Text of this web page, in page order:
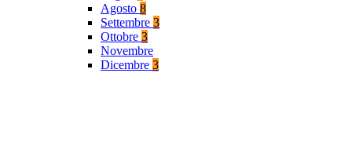
Agosto 8
Settembre 3
Ottobre 3
Novembre
Dicembre 3